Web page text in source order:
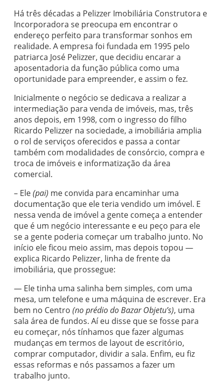
Há três décadas a Pelizzer Imobiliária Construtora e
Incorporadora se preocupa em encontrar o
endereço perfeito para transformar sonhos em
realidade. A empresa foi fundada em 1995 pelo
patriarca José Pelizzer, que decidiu encarar a
aposentadoria da função pública como uma
oportunidade para empreender, e assim o fez.
Inicialmente o negócio se dedicava a realizar a
intermediação para venda de imóveis, mas, três
anos depois, em 1998, com o ingresso do filho
Ricardo Pelizzer na sociedade, a imobiliária amplia
o rol de serviços oferecidos e passa a contar
também com modalidades de consórcio, compra e
troca de imóveis e informatização da área
comercial.
– Ele(pai) me convida para encaminhar uma
documentação que ele teria vendido um imóvel. E
nessa venda de imóvel a gente começa a entender
que é um negócio interessante e eu peço para ele
se a gente poderia começar um trabalho junto. No
início ele ficou meio assim, mas depois topou —
explica Ricardo Pelizzer, linha de frente da
imobiliária, que prossegue:
— Ele tinha uma salinha bem simples, com uma
mesa, um telefone e uma máquina de escrever. Era
bem no Centro (no prédio do Bazar Objetu’s), uma
sala área de fundos. Aí eu disse que se fosse para
eu começar, nós tínhamos que fazer algumas
mudanças em termos de layout de escritório,
comprar computador, dividir a sala. Enfim, eu fiz
essas reformas e nós passamos a fazer um
trabalho junto.